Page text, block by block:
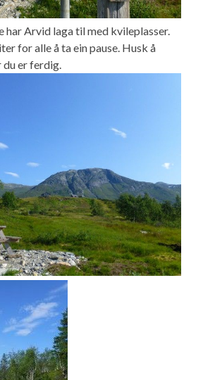
har Arvid laga til med kvileplasser.
for alle å ta ein pause. Husk å
er ferdig.